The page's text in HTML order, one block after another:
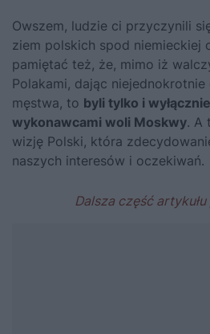
Owszem, ludzie ci przyczynili
ziem polskich spod niemieckiej
pamiętać też, że, mimo iż
Polakami, dając
męstwa, to byli tylko i
wykonawcami woli Moskwy. A
wizję Polski, która
naszych interesów i oczekiwań.